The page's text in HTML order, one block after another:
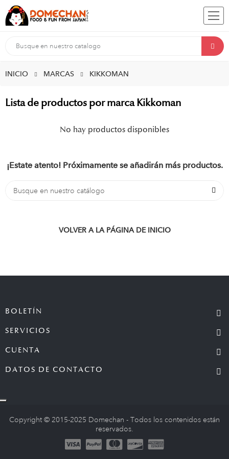
INICIO MARCAS KIKKOMAN
Lista de productos por marca Kikkoman
No hay productos disponibles
¡Estate atento! Próximamente se añadirán más productos.
VOLVER A LA PÁGINA DE INICIO
BOLETÍN
SERVICIOS
CUENTA
DATOS DE CONTACTO
Copyright © 2015-2025 Domechan - Todos los contenidos están
reservados.